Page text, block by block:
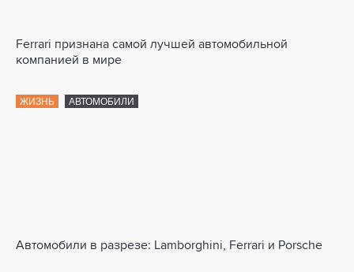
Ferrari признана самой лучшей автомобильной
компанией в мире
ЖИЗНЬ АВТОМОБИЛИ
Автомобили в разрезе: Lamborghini, Ferrari и Porsche